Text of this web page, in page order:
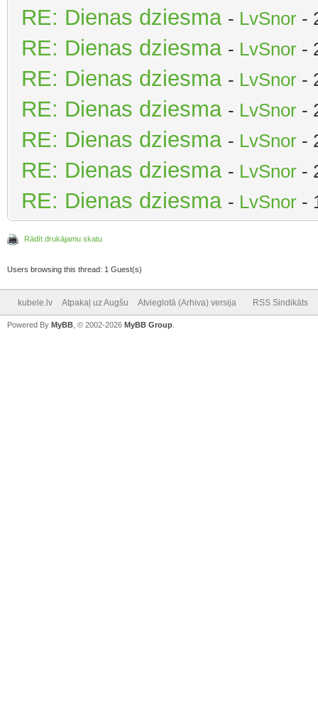
RE: Dienas dziesma - LvSnor -
RE: Dienas dziesma - LvSnor -
RE: Dienas dziesma - LvSnor -
RE: Dienas dziesma - LvSnor -
RE: Dienas dziesma - LvSnor -
RE: Dienas dziesma - LvSnor -
RE: Dienas dziesma - LvSnor -
Rādīt drukājamu skatu
Users browsing this thread: 1 Guest(s)
kubele.lv Atpakaļ uz Augšu Atvieglotā (Arhiva) versija RSS Sindikāts
Powered By MyBB , © 2002-2026 MyBB Group